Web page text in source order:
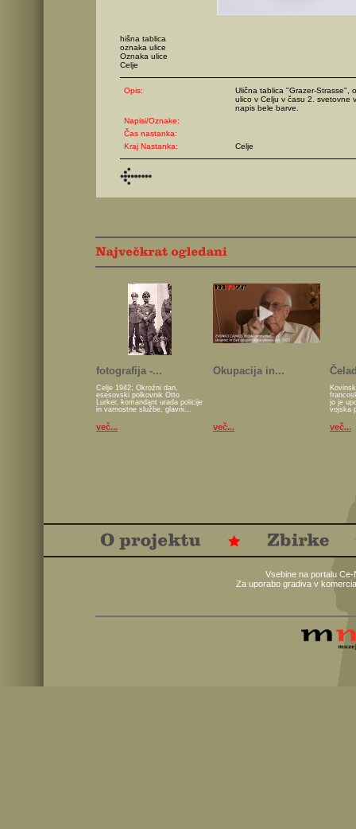
hišna tablica
oznaka ulice
Oznaka ulice
Celje
Opis:
Ulična tablica "Grazer-Strasse",
ulico v Celju v času 2. svetovne
napis bele barve.
Napisi/Oznake:
Čas nastanka:
Kraj Nastanka:
Celje
fotografija -...
Celje 1942; Okrožni dan,
esesovski polkovnik Otto
Lurker, komandant urada policije
in varnostne službe, glavni...
več...
Okupacija in...
več...
jo je
vojska
več...
Vsebine na portalu
Za uporabo gradiva v